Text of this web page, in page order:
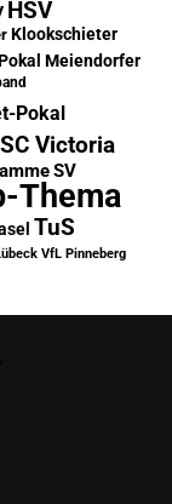
HSV
Klookschieter
Meiendorfer
Pokal
SC Victoria
SV
Thema
TuS
VfL Pinneberg